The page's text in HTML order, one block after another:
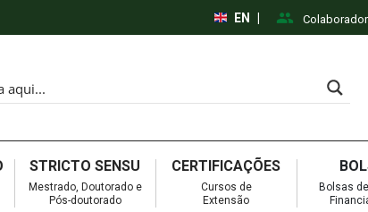
EN
STRICTO SENSU
Mestrado, Doutorado e
Pós-doutorado
CERTIFICAÇÕES
Cursos de
Extensão
Bolsas